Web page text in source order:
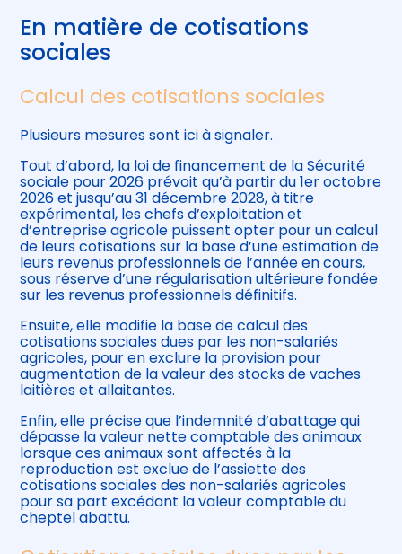
En matière de cotisations
sociales
Calcul des cotisations sociales
Plusieurs mesures sont ici à signaler.
Tout d’abord, la loi de financement de la Sécurité
sociale pour 2026 prévoit qu’à partir du 1er octobre
2026 et jusqu’au 31 décembre 2028, à titre
expérimental, les chefs d’exploitation et
d’entreprise agricole puissent opter pour un calcul
de leurs cotisations sur la base d’une estimation de
leurs revenus professionnels de l’année en cours,
sous réserve d’une régularisation ultérieure fondée
sur les revenus professionnels définitifs.
Ensuite, elle modifie la base de calcul des
cotisations sociales dues par les non-salariés
agricoles, pour en exclure la provision pour
augmentation de la valeur des stocks de vaches
laitières et allaitantes.
Enfin, elle précise que l’indemnité d’abattage qui
dépasse la valeur nette comptable des animaux
lorsque ces animaux sont affectés à la
reproduction est exclue de l’assiette des
cotisations sociales des non-salariés agricoles
pour sa part excédant la valeur comptable du
cheptel abattu.